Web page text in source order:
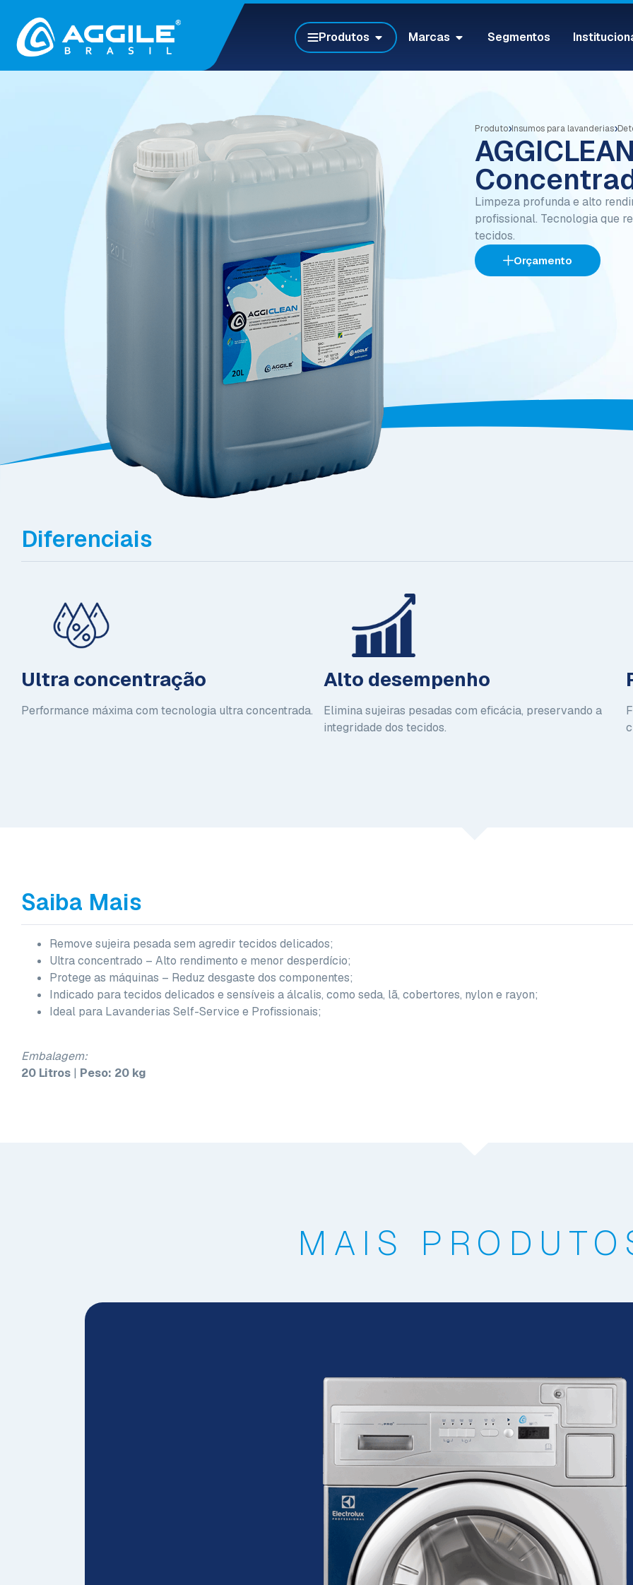
Produtos Marcas Segmentos
Produto›Insumos para lavanderias›
Limpeza profunda e alto
profissional. Tecnologia que
tecidos.
Orçamento
Diferenciais
Ultra concentração
Performance máxima com tecnologia ultra concentrada.
Alto desempenho
Elimina sujeiras pesadas com eficácia, preservando a
integridade dos tecidos.
Saiba Mais
Remove sujeira pesada sem agredir tecidos delicados;
Ultra concentrado – Alto rendimento e menor desperdício;
Protege as máquinas – Reduz desgaste dos componentes;
Indicado para tecidos delicados e sensíveis a álcalis, como seda, lã, cobertores, nylon e rayon;
Ideal para Lavanderias Self-Service e Profissionais;
Embalagem:
20 Litros | Peso: 20 kg
MAIS